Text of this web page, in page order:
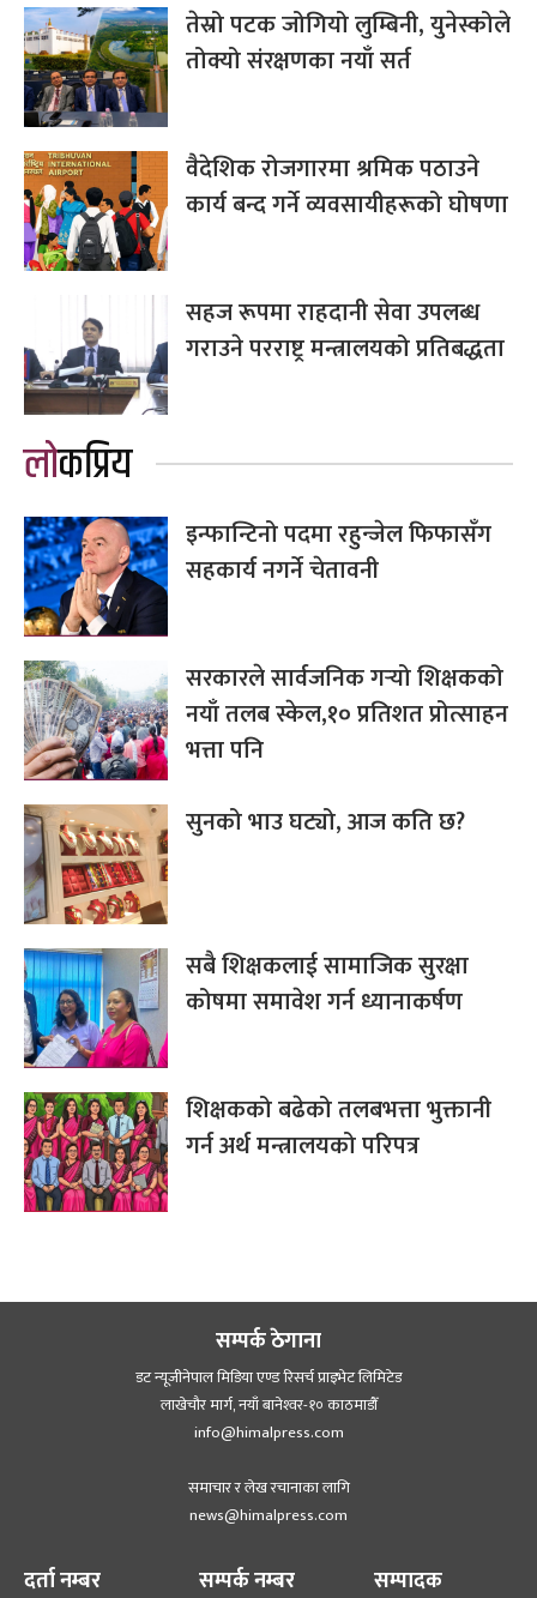
तेस्रो पटक जोगियो लुम्बिनी, युनेस्कोले
तोक्यो संरक्षणका नयाँ सर्त
वैदेशिक रोजगारमा श्रमिक पठाउने
कार्य बन्द गर्ने व्यवसायीहरूको घोषणा
सहज रूपमा राहदानी सेवा उपलब्ध
गराउने परराष्ट्र मन्त्रालयको प्रतिबद्धता
लोकप्रिय
इन्फान्टिनो पदमा रहुन्जेल फिफासँग
सहकार्य नगर्ने चेतावनी
सरकारले सार्वजनिक गर्‍यो शिक्षकको
नयाँ तलब स्केल,१० प्रतिशत प्रोत्साहन
भत्ता पनि
सुनको भाउ घट्यो, आज कति छ?
सबै शिक्षकलाई सामाजिक सुरक्षा
कोषमा समावेश गर्न ध्यानाकर्षण
शिक्षकको बढेको तलबभत्ता भुक्तानी
गर्न अर्थ मन्त्रालयको परिपत्र
सम्पर्क ठेगाना
डट न्यूजीनेपाल मिडिया एण्ड रिसर्च प्राइभेट लिमिटेड
लाखेचौर मार्ग, नयाँ बानेश्‍वर-१० काठमाडौँ
info@himalpress.com
समाचार र लेख रचानाका लागि
news@himalpress.com
दर्ता नम्बर सम्पर्क नम्बर सम्पादक